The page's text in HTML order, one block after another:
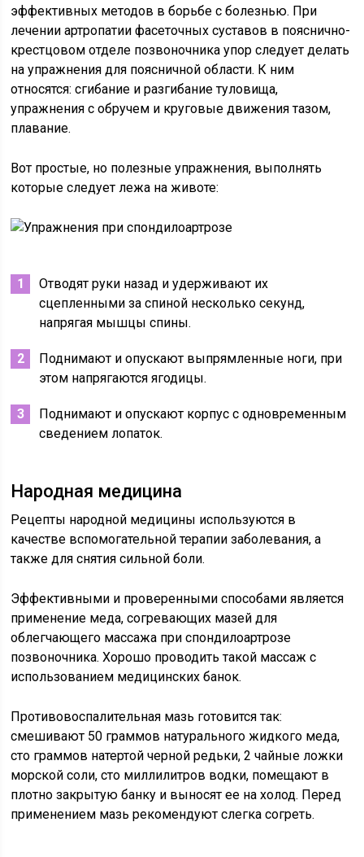
эффективных методов в борьбе с болезнью. При
лечении артропатии фасеточных суставов в пояснично-
крестцовом отделе позвоночника упор следует делать
на упражнения для поясничной области. К ним
относятся: сгибание и разгибание туловища,
упражнения с обручем и круговые движения тазом,
плавание.
Вот простые, но полезные упражнения, выполнять
которые следует лежа на животе:
Отводят руки назад и удерживают их
сцепленными за спиной несколько секунд,
напрягая мышцы спины.
Поднимают и опускают выпрямленные ноги, при
этом напрягаются ягодицы.
Поднимают и опускают корпус с одновременным
сведением лопаток.
Народная медицина
Рецепты народной медицины используются в
качестве вспомогательной терапии заболевания, а
также для снятия сильной боли.
Эффективными и проверенными способами является
применение меда, согревающих мазей для
облегчающего массажа при спондилоартрозе
позвоночника. Хорошо проводить такой массаж с
использованием медицинских банок.
Противовоспалительная мазь готовится так:
смешивают 50 граммов натурального жидкого меда,
сто граммов натертой черной редьки, 2 чайные ложки
морской соли, сто миллилитров водки, помещают в
плотно закрытую банку и выносят ее на холод. Перед
применением мазь рекомендуют слегка согреть.